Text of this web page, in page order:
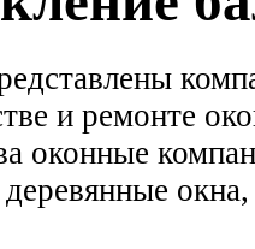
и ремонте
оконные